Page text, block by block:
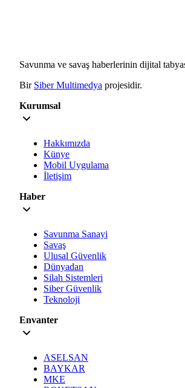
Savunma ve savaş haberlerinin dijital
Bir Siber Multimedya projesidir.
Kurumsal
Hakkımızda
Künye
Mobil Uygulama
İletişim
Haber
Savunma Sanayi
Savaş
Ulusal Güvenlik
Dünyadan
Silah Sistemleri
Siber Güvenlik
Teknoloji
Envanter
ASELSAN
BAYKAR
MKE